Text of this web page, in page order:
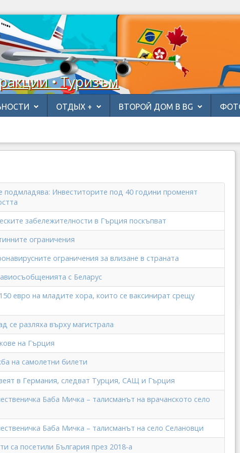
• Туризъм
ОТДЫХ + ВТОРОЙ ДОМ В BG
подмладява: Инвеститорите под 40 години променят
забележителности в Гърция поскъпват
ограничения
ограничения за влизане в страната
с Беларус
евро на младите хора, които се ваксинират срещу
се разляха върху магистрала
на Гърция
на самолетни билети
в Германия, следват Турция, САЩ и Гърция
Баба Мичка – талисманът на врачанското село
Баба Мичка – талисманът на село Селановци
са посетили България през 2018-а